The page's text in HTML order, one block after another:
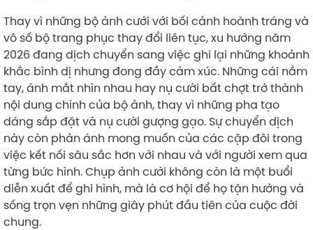
Thay vì những bộ ảnh cưới với bối cảnh hoành tráng và
vô số bộ trang phục thay đổi liên tục, xu hướng năm
2026 đang dịch chuyển sang việc ghi lại những khoảnh
khắc bình dị nhưng đong đầy cảm xúc. Những cái nắm
tay, ánh mắt nhìn nhau hay nụ cười bất chợt trở thành
nội dung chính của bộ ảnh, thay vì những pha tạo
dáng sắp đặt và nụ cười gượng gạo. Sự chuyển dịch
này còn phản ánh mong muốn của các cặp đôi trong
việc kết nối sâu sắc hơn với nhau và với người xem qua
từng bức hình. Chụp ảnh cưới không còn là một buổi
diễn xuất để ghi hình, mà là cơ hội để họ tận hưởng và
sống trọn vẹn những giây phút đầu tiên của cuộc đời
chung.